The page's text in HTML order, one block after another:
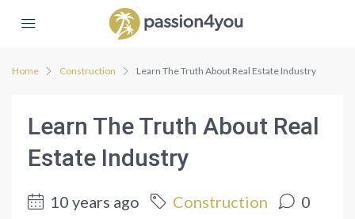
Home Construction Learn The Truth About Real Estate Industry
Learn The Truth About Real
Estate Industry
10 years ago Construction 0